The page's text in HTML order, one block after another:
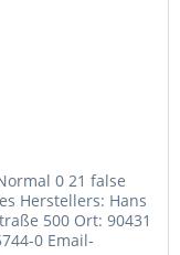
0 21 false
Herstellers: Hans
500 Ort: 90431
0 Email-